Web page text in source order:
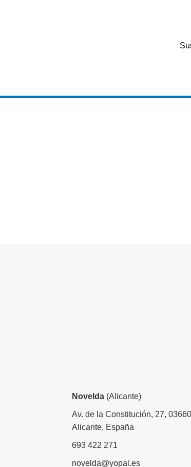
Novelda (Alicante)
Av. de la Constitución, 27,
Alicante, España
693 422 271
novelda@yopal.es